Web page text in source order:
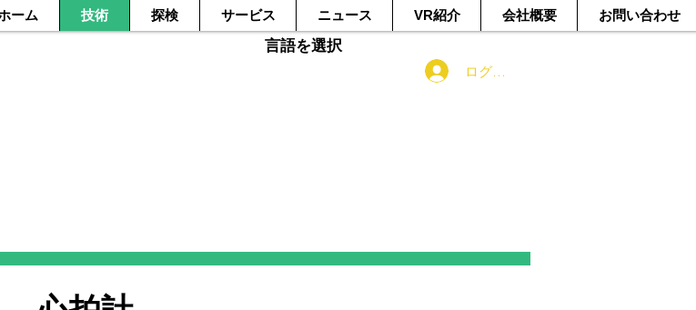
ーム 技術 探検 サービス ニュース VR紹介 会社概要 お問い合わせ
言語を選択
ログイン